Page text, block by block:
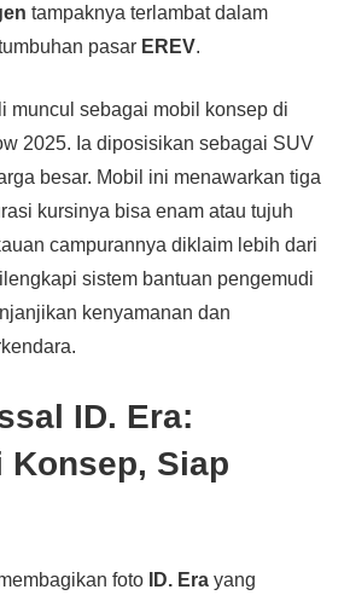
tampaknya terlambat dalam
pasar EREV.
muncul sebagai mobil konsep di
2025. Ia diposisikan sebagai SUV
besar. Mobil ini menawarkan tiga
kursinya bisa enam atau tujuh
campurannya diklaim lebih dari
sistem bantuan pengemudi
kenyamanan dan
ID. Era:
Konsep, Siap
foto ID. Erayang